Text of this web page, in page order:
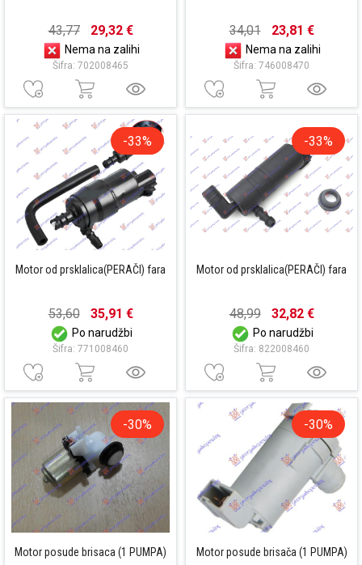
43,77 29,32 €
Nema na zalihi
Šifra: 702008465
34,01 23,81 €
Nema na zalihi
Šifra: 746008470
-33%
Motor od prsklalica(PERAČI) fara
53,60 35,91 €
Po narudžbi
Šifra: 771008460
-33%
Motor od prsklalica(PERAČI) fara
48,99 32,82 €
Po narudžbi
Šifra: 822008460
-30%
Motor posude brisaca (1 PUMPA)
-30%
Motor posude brisača (1 PUMPA)